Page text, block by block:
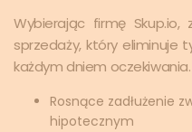
Wybierając firmę Skup.io,
sprzedaży, który eliminuje
każdym dniem
Rosnące zadłużenie
hipotecznym